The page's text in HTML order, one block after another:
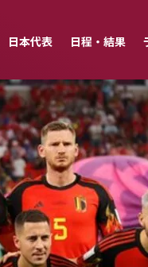
日本代表 日程・結果